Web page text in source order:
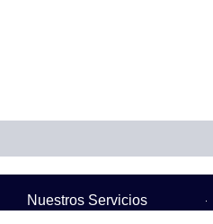
Nuestros Servicios